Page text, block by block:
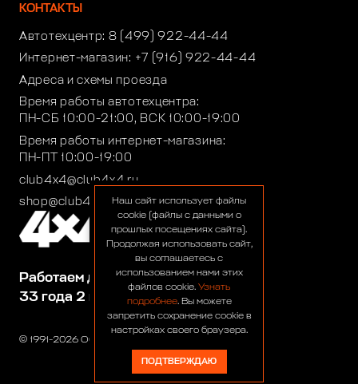
© 1991-2026 ООО «Сервис 4х4»
Работаем для вас:
33 года 2 месяца 22 дня
КОНТАКТЫ
Автотехцентр: 8 (499) 922-44-44
Интернет-магазин: +7 (916) 922-44-44
Адреса и схемы проезда
Время работы автотехцентра:
ПН-СБ 10:00-21:00, ВСК 10:00-19:00
Время работы интернет-магазина:
ПН-ПТ 10:00-19:00
club4x4@club4x4.ru
shop@club4x4.ruНаш сайт использует файлы
cookie (файлы с данными о
прошлых посещениях сайта).
Продолжая использовать сайт,
вы соглашаетесь с
использованием нами этих
файлов cookie. Узнать
подробнее. Вы можете
запретить сохранение cookie в
настройках своего браузера.
ПОДТВЕРЖДАЮ